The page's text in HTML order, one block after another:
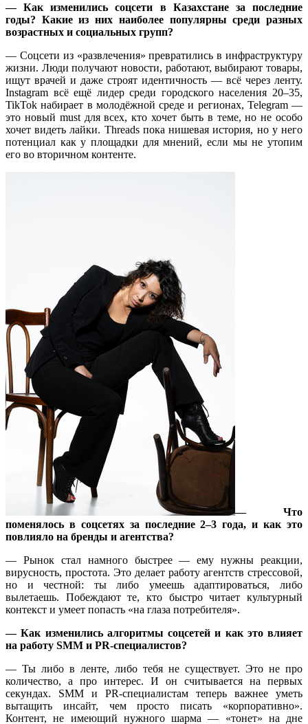
— Как изменились соцсети в Казахстане за последние
годы? Какие из них наиболее популярны среди разных
возрастных и социальных групп?
— Соцсети из «развлечения» превратились в инфраструктуру
жизни. Люди получают новости, работают, выбирают товары,
ищут врачей и даже строят идентичность — всё через ленту.
Instagram всё ещё лидер среди городского населения 20–35,
TikTok набирает в молодёжной среде и регионах, Telegram —
это новый must для всех, кто хочет быть в теме, но не особо
хочет видеть лайки. Threads пока нишевая история, но у него
потенциал как у площадки для мнений, если мы не утопим
его во вторичном контенте.
— Что
поменялось в соцсетях за последние 2–3 года, и как это
повлияло на бренды и агентства?
— Рынок стал намного быстрее — ему нужны реакции,
вирусность, простота. Это делает работу агентств стрессовой,
но и честной: ты либо умеешь адаптироваться, либо
вылетаешь. Побеждают те, кто быстро читает культурный
контекст и умеет попасть «на глаза потребителя».
— Как изменились алгоритмы соцсетей и как это влияет
на работу SMM и PR-специалистов?
— Ты либо в ленте, либо тебя не существует. Это не про
количество, а про интерес. И он считывается на первых
секундах. SMM и PR-специалистам теперь важнее уметь
вытащить инсайт, чем просто писать «корпоративно».
Контент, не имеющий нужного шарма — «тонет» на дне